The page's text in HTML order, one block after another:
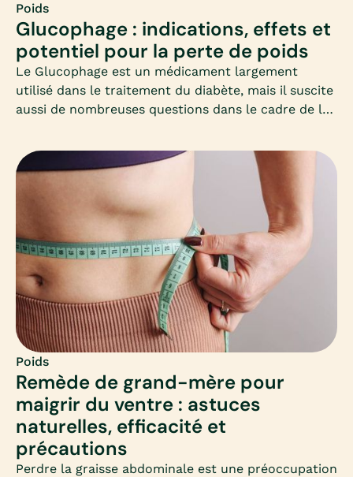
Poids
Glucophage : indications, effets et
potentiel pour la perte de poids
Le Glucophage est un médicament largement
utilisé dans le traitement du diabète, mais il suscite
aussi de nombreuses questions dans le cadre de la
panorama clair et adapté, à destination des femmes
qui souhaitent perdre du poids et s’interrogent sur
Poids
Remède de grand-mère pour
maigrir du ventre : astuces
naturelles, efficacité et
précautions
Perdre la graisse abdominale est une préoccupation